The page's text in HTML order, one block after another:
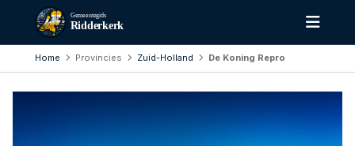
Gemeentegids
Ridderkerk
Home Provincies Zuid-Holland De Koning Repro